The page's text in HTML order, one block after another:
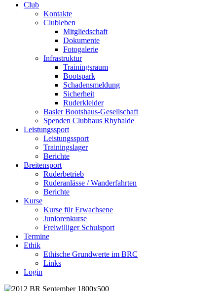
Club
Kontakte
Clubleben
Mitgliedschaft
Dokumente
Fotogalerie
Infrastruktur
Trainingsraum
Bootspark
Schadensmeldung
Sicherheit
Ruderkleider
Basler Bootshaus-Gesellschaft
Spenden Clubhaus Rhyhalde
Leistungssport
Leistungssport
Trainingslager
Berichte
Breitensport
Ruderbetrieb
Ruderanlässe / Wanderfahrten
Berichte
Kurse
Kurse für Erwachsene
Juniorenkurse
Freiwilliger Schulsport
Termine
Ethik
Ethische Grundwerte im BRC
Links
Login